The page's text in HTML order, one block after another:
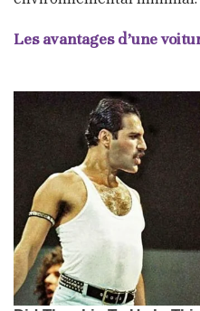
Les avantages d’une